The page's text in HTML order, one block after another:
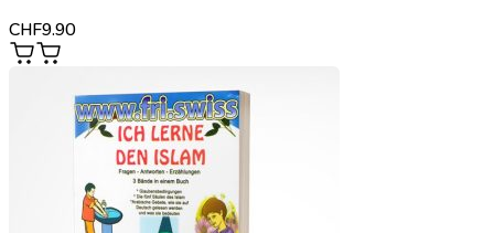
CHF9.90